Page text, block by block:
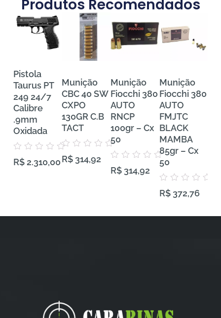
Produtos Recomendados
Pistola
Taurus PT
249 24/7
Calibre
.9mm
Oxidada
0
R$2.310,00
Munição
CBC 40 SW
CXPO
130GR C.B
TACT
0
R$ 314,92
Munição
Fiocchi 380
AUTO
RNCP
100gr – Cx
50
0
R$ 314,92
Munição
Fiocchi 380
AUTO
FMJTC
BLACK
MAMBA
85gr – Cx
50
0
R$372,76